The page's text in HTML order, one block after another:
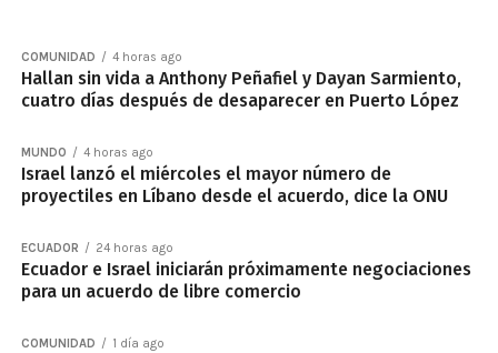
COMUNIDAD 4 horas ago
Hallan sin vida a Anthony Peñafiel y Dayan Sarmiento,
cuatro días después de desaparecer en Puerto López
MUNDO 4 horas ago
Israel lanzó el miércoles el mayor número de
proyectiles en Líbano desde el acuerdo, dice la ONU
ECUADOR 24 horas ago
Ecuador e Israel iniciarán próximamente negociaciones
para un acuerdo de libre comercio
COMUNIDAD 1 día ago